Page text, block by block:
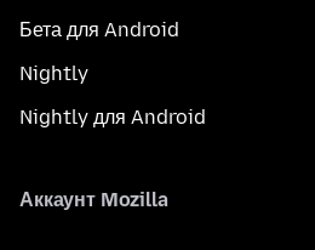
Бета для Android
Nightly
Nightly для Android
Аккаунт Mozilla